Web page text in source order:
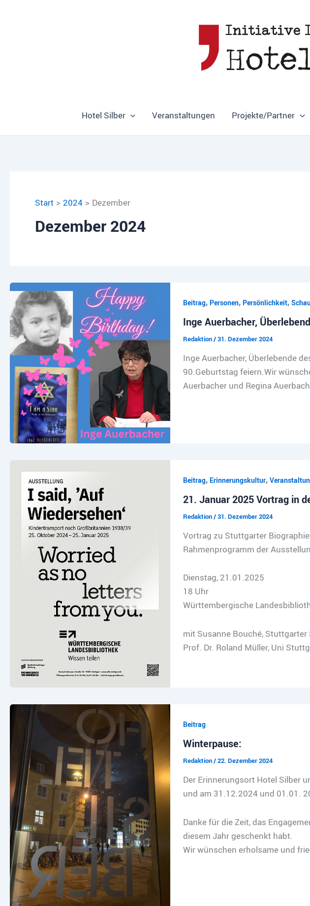
Hotel Silber Veranstaltungen Projekte/Partner
Start 2024 Dezember
Dezember 2024
Beitrag, Personen, Persönlichkeit,
Inge Auerbacher,
Redaktion/31. Dezember 2024
Inge Auerbacher, Überlebende
90.Geburtstag feiern.Wir
Auerbacher und Regina
Beitrag, Erinnerungskultur,
21. Januar 2025 Vortrag in
Redaktion/31. Dezember 2024
Vortrag zu Stuttgarter
Rahmenprogramm der
Dienstag, 21.01.2025
18 Uhr
Württembergische
mit Susanne Bouché,
Prof. Dr. Roland Müller, Uni
Beitrag
Winterpause:
Redaktion/22. Dezember 2024
Der Erinnerungsort Hotel Silber
und am 31.12.2024 und 01.01.
Danke für die Zeit, das
diesem Jahr geschenkt habt.
Wir wünschen erholsame und